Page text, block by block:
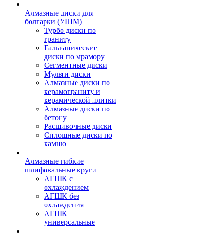
Алмазные диски для
болгарки (УШМ)
Турбо диски по
граниту
Гальванические
диски по мрамору
Сегментные диски
Мульти диски
Алмазные диски по
керамограниту и
керамической плитки
Алмазные диски по
бетону
Расшивочные диски
Сплошные диски по
камню
Алмазные гибкие
шлифовальные круги
АГШК с
охлаждением
АГШК без
охлаждения
АГШК
универсальные